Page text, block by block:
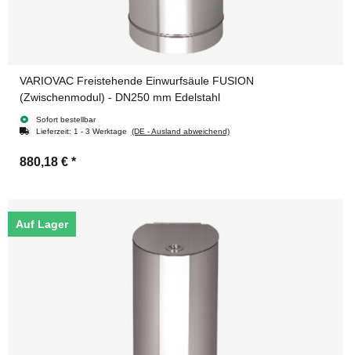
VARIOVAC Freistehende Einwurfsäule FUSION
(Zwischenmodul) - DN250 mm Edelstahl
Sofort bestellbar
Lieferzeit: 1 - 3 Werktage (DE - Ausland abweichend)
880,18 € *
Auf Lager